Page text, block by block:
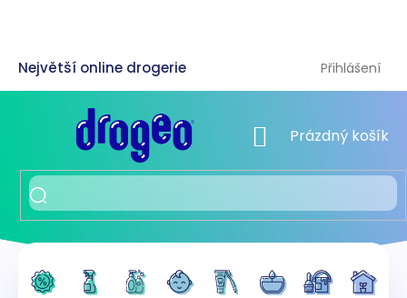
Přihlášení
NÁKUPNÍ KOŠÍK
Prázdný košík